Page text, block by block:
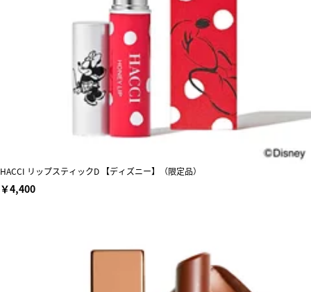
HACCI リップスティックD 【ディズニー】（限定品）
￥4,400